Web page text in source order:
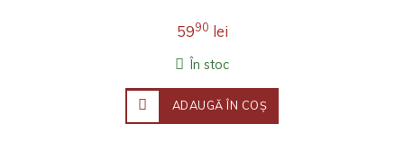
5990 lei
În stoc
ADAUGĂ ÎN COŞ